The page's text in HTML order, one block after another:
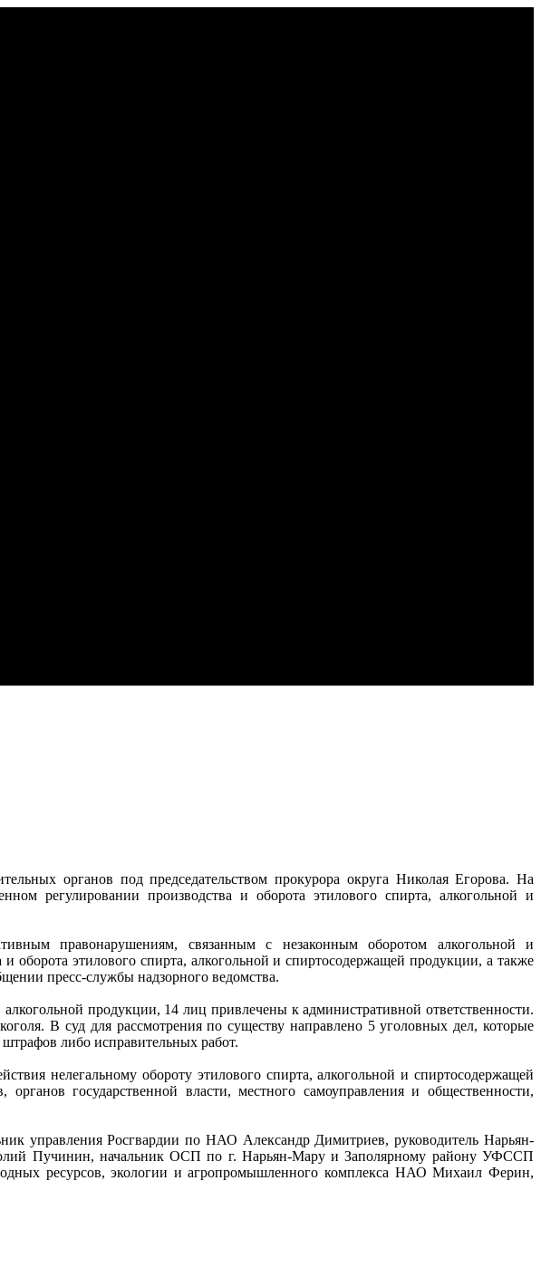
органов под председательством прокурора округа Николая Егорова. На
регулировании производства и оборота этилового спирта, алкогольной и
правонарушениям, связанным с незаконным оборотом алкогольной и
этилового спирта, алкогольной и спиртосодержащей продукции, а также
пресс-службы надзорного ведомства.
продукции, 14 лиц привлечены к административной ответственности.
В суд для рассмотрения по существу направлено 5 уголовных дел, которые
либо исправительных работ.
нелегальному обороту этилового спирта, алкогольной и спиртосодержащей
государственной власти, местного самоуправления и общественности,
управления Росгвардии по НАО Александр Димитриев, руководитель Нарьян-
Пучинин, начальник ОСП по г. Нарьян-Мару и Заполярному району УФССП
ресурсов, экологии и агропромышленного комплекса НАО Михаил Ферин,